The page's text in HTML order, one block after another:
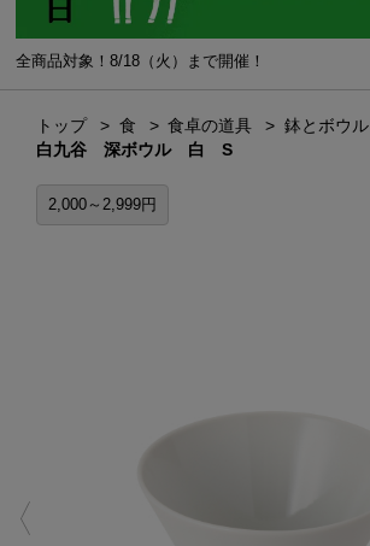
全商品対象！8/18（火）まで開催！
トップ 食 食卓の道具 鉢とボウル
白九谷 深ボウル 白 S
2,000～2,999円